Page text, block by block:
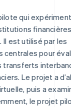
qui
Il est utilisé par les
centrales pour
transferts
Le projet a
puis a
le projet